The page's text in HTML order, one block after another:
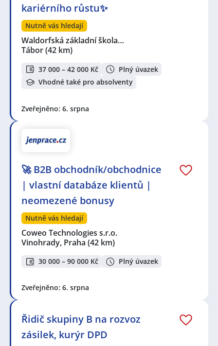
kariérního růstu✨
Nutně vás hledají
Waldorfská základní škola…
Tábor(42 km)
37 000 – 42 000 Kč
Plný úvazek
Vhodné také pro absolventy
Zveřejněno: 6. srpna
🚀 B2B obchodník/obchodnice
| vlastní databáze klientů |
neomezené bonusy
Nutně vás hledají
Coweo Technologies s.r.o.
Vinohrady, Praha (42 km)
30 000 – 90 000 Kč Plný úvazek
Zveřejněno: 6. srpna
Řidič skupiny B na rozvoz
zásilek, kurýr DPD